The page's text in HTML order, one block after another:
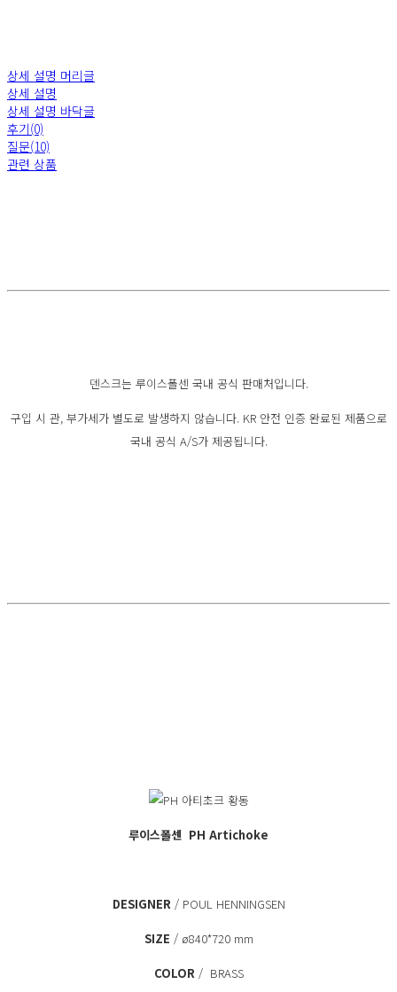
상세 설명 머리글
상세 설명
상세 설명 바닥글
후기(0)
질문(10)
관련 상품
덴스크는 루이스폴센 국내 공식 판매처입니다.
구입 시 관, 부가세가 별도로 발생하지 않습니다. KR 안전 인증 완료된 제품으로
국내 공식 A/S가 제공됩니다.
루이스폴센 PH Artichoke
DESIGNER/ POUL HENNINGSEN
SIZE / ø840*720 mm
COLOR/ BRASS